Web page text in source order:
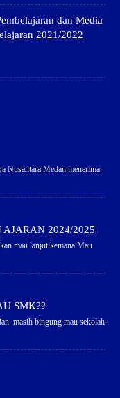
dan Media
2021/2022
Nusantara Medan menerima
2024/2025
mau lanjut kemana Mau
SMK??
masih bingung mau sekolah